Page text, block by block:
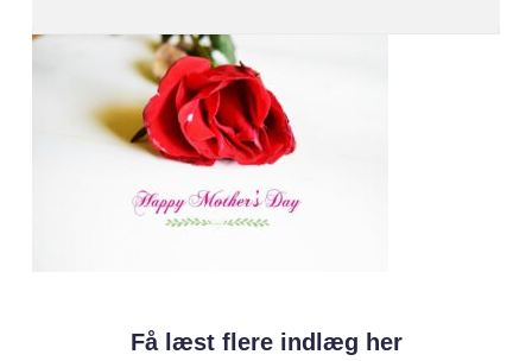
Få læst flere indlæg her